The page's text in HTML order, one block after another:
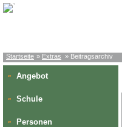
Startseite » Extras » Beitragsarchiv
» Angebot
» Schule
» Personen